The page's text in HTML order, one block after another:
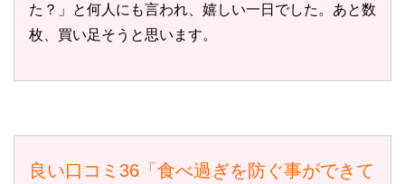
た？」と何人にも言われ、嬉しい一日でした。あと数
枚、買い足そうと思います。
良い口コミ36「食べ過ぎを防ぐ事ができて